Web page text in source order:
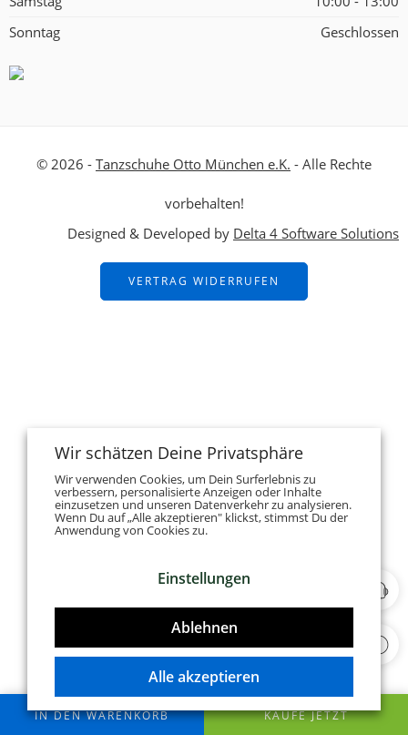
Sonntag
Geschlossen
© 2026 - Tanzschuhe Otto München e.K. - Alle Rechte
vorbehalten!
Designed & Developed by Delta 4 Software Solutions
VERTRAG WIDERRUFEN
Wir schätzen Deine Privatsphäre
Wir verwenden Cookies, um Dein Surferlebnis zu
verbessern, personalisierte Anzeigen oder Inhalte
einzusetzen und unseren Datenverkehr zu analysieren.
Wenn Du auf „Alle akzeptieren" klickst, stimmst Du der
Anwendung von Cookies zu.
Einstellungen
Ablehnen
Alle akzeptieren
IN DEN WARENKORB KAUFE JETZT